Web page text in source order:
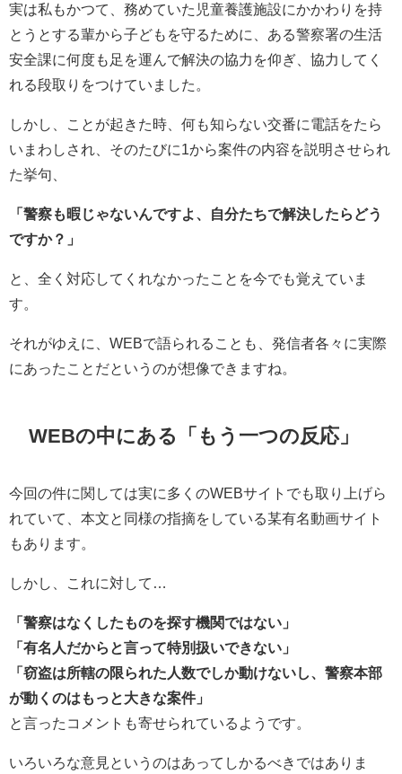
実は私もかつて、務めていた児童養護施設にかかわりを持
とうとする輩から子どもを守るために、ある警察署の生活
安全課に何度も足を運んで解決の協力を仰ぎ、協力してく
れる段取りをつけていました。
しかし、ことが起きた時、何も知らない交番に電話をたら
いまわしされ、そのたびに1から案件の内容を説明させられ
た挙句、
「警察も暇じゃないんですよ、自分たちで解決したらどう
ですか？」
と、全く対応してくれなかったことを今でも覚えていま
す。
それがゆえに、WEBで語られることも、発信者各々に実際
にあったことだというのが想像できますね。
WEBの中にある「もう一つの反応」
今回の件に関しては実に多くのWEBサイトでも取り上げら
れていて、本文と同様の指摘をしている某有名動画サイト
もあります。
しかし、これに対して…
「警察はなくしたものを探す機関ではない」
「有名人だからと言って特別扱いできない」
「窃盗は所轄の限られた人数でしか動けないし、警察本部
が動くのはもっと大きな案件」
と言ったコメントも寄せられているようです。
いろいろな意見というのはあってしかるべきではありま